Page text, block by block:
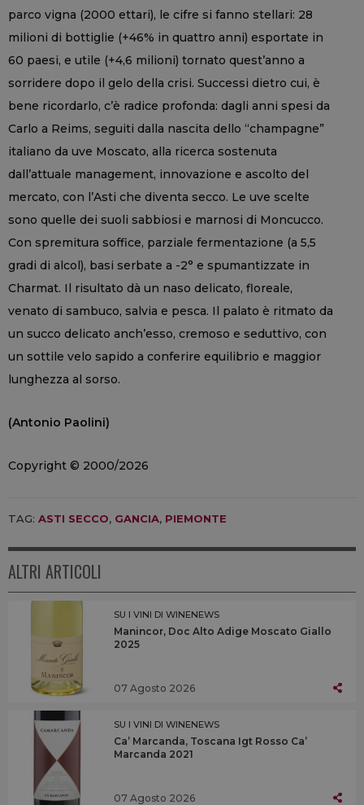
parco vigna (2000 ettari), le cifre si fanno stellari: 28
milioni di bottiglie (+46% in quattro anni) esportate in
60 paesi, e utile (+4,6 milioni) tornato quest’anno a
sorridere dopo il gelo della crisi. Successi dietro cui, è
bene ricordarlo, c’è radice profonda: dagli anni spesi da
Carlo a Reims, seguiti dalla nascita dello “champagne”
italiano da uve Moscato, alla ricerca sostenuta
dall’attuale management, innovazione e ascolto del
mercato, con l’Asti che diventa secco. Le uve scelte
sono quelle dei suoli sabbiosi e marnosi di Moncucco.
Con spremitura soffice, parziale fermentazione (a 5,5
gradi di alcol), basi serbate a -2° e spumantizzate in
Charmat. Il risultato dà un naso delicato, floreale,
venato di sambuco, salvia e pesca. Il palato è ritmato da
un succo delicato anch’esso, cremoso e seduttivo, con
un sottile velo sapido a conferire equilibrio e maggior
lunghezza al sorso.
(Antonio Paolini)
Copyright © 2000/2026
TAG: ASTI SECCO, GANCIA, PIEMONTE
ALTRI ARTICOLI
SU I VINI DI WINENEWS
Manincor, Doc Alto Adige Moscato Giallo
2025
07 Agosto 2026
SU I VINI DI WINENEWS
Ca’ Marcanda, Toscana Igt Rosso Ca’
Marcanda 2021
07 Agosto 2026